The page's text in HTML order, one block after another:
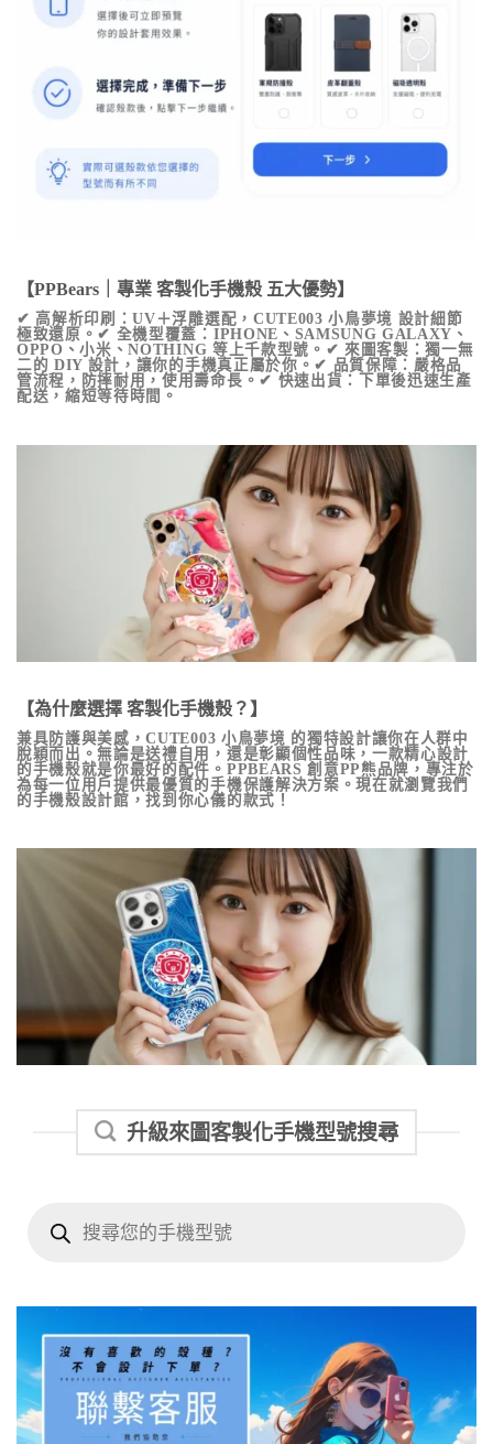
【PPBears｜專業 客製化手機殼 五大優勢】
✔ 高解析印刷：UV＋浮雕選配， CUTE003 小鳥夢境 設計細節
極致還原。✔ 全機型覆蓋：IPHONE、SAMSUNG GALAXY、
OPPO、小米、NOTHING 等上千款型號。✔ 來圖客製：獨一無
二的 DIY 設計，讓你的手機真正屬於你。✔ 品質保障：嚴格品
管流程，防摔耐用，使用壽命長。✔ 快速出貨：下單後迅速生產
配送，縮短等待時間。
【為什麼選擇 客製化手機殼？】
兼具防護與美感，CUTE003 小鳥夢境 的獨特設計讓你在人群中
脫穎而出。無論是送禮自用，還是彰顯個性品味，一款精心設計
的手機殼就是你最好的配件。PPBEARS 創意PP熊品牌，專注於
為每一位用戶提供最優質的手機保護解決方案。現在就瀏覽我們
的手機殼設計館，找到你心儀的款式！
升級來圖客製化手機型號搜尋
search